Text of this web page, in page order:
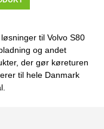
til Volvo S80
og andet
der gør køreturen
til hele Danmark